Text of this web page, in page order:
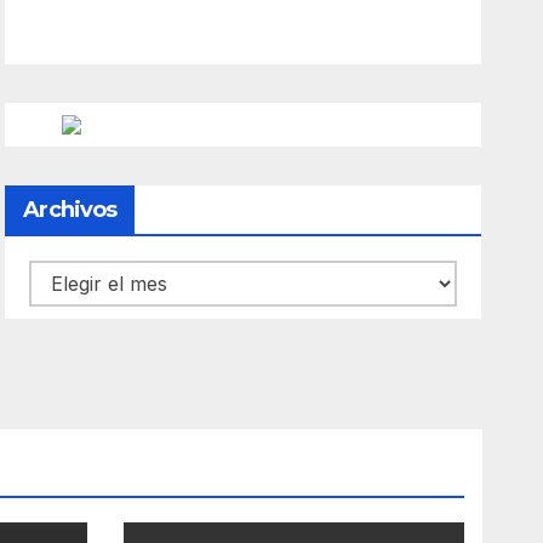
Archivos
Archivos